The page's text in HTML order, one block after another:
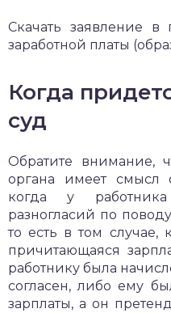
Скачать заявление в
заработной платы
Когда
суд
Обратите внимание,
органа имеет смысл
когда у
разногласий по
то есть в том случае,
причитающаяся
работнику была
согласен, либо ему
зарплаты, а он